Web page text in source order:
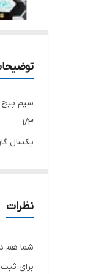
سیم پیچ
۱/۳
یکسال
نظرات
شما هم
برای